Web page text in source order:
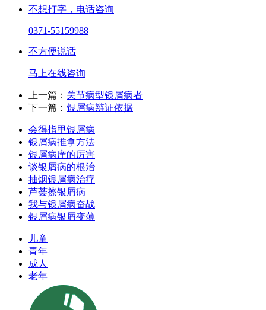
不想打字，电话咨询
0371-55159988
不方便说话
马上在线咨询
上一篇： 关节病型银屑病者
下一篇： 银屑病辨证依据
会得指甲银屑病
银屑病推拿方法
银屑病庠的厉害
谈银屑病的根治
抽烟银屑病治疗
芦荟擦银屑病
我与银屑病奋战
银屑病银屑变薄
儿童
青年
成人
老年